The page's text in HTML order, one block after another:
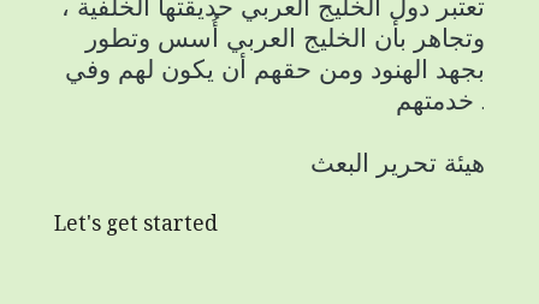
وتجاهر بأن الخليج العربي أُسس وتطور
بجهد الهنود ومن حقهم أن يكون لهم وفي
خدمتهم .
هيئة تحرير البعث
Let's get started